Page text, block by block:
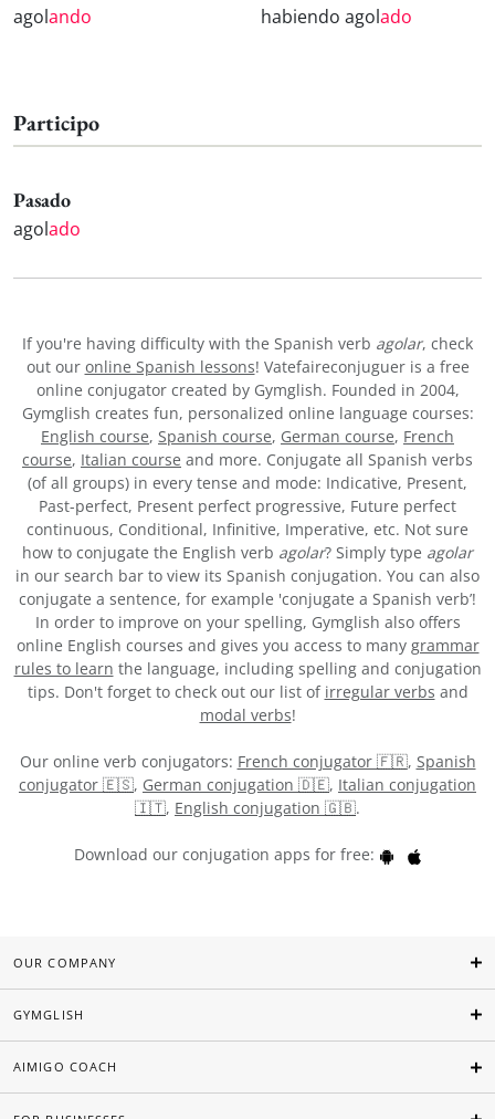
agolando habiendo agolado
Participo
Pasado
agolado
If you're having difficulty with the Spanish verb agolar, check
out our online Spanish lessons! Vatefaireconjuguer is a free
online conjugator created by Gymglish. Founded in 2004,
Gymglish creates fun, personalized online language courses:
English course, Spanish course, German course, French
course, Italian course and more. Conjugate all Spanish verbs
(of all groups) in every tense and mode: Indicative, Present,
Past-perfect, Present perfect progressive, Future perfect
continuous, Conditional, Infinitive, Imperative, etc. Not sure
how to conjugate the English verb agolar? Simply type agolar
in our search bar to view its Spanish conjugation. You can also
conjugate a sentence, for example 'conjugate a Spanish verb’!
In order to improve on your spelling, Gymglish also offers
online English courses and gives you access to many grammar
rules to learn the language, including spelling and conjugation
tips. Don't forget to check out our list of irregular verbs and
modal verbs!
Our online verb conjugators: French conjugator 🇫🇷, Spanish
conjugator 🇪🇸, German conjugation 🇩🇪, Italian conjugation
🇮🇹, English conjugation 🇬🇧.
Download our conjugation apps for free:
OUR COMPANY
GYMGLISH
AIMIGO COACH